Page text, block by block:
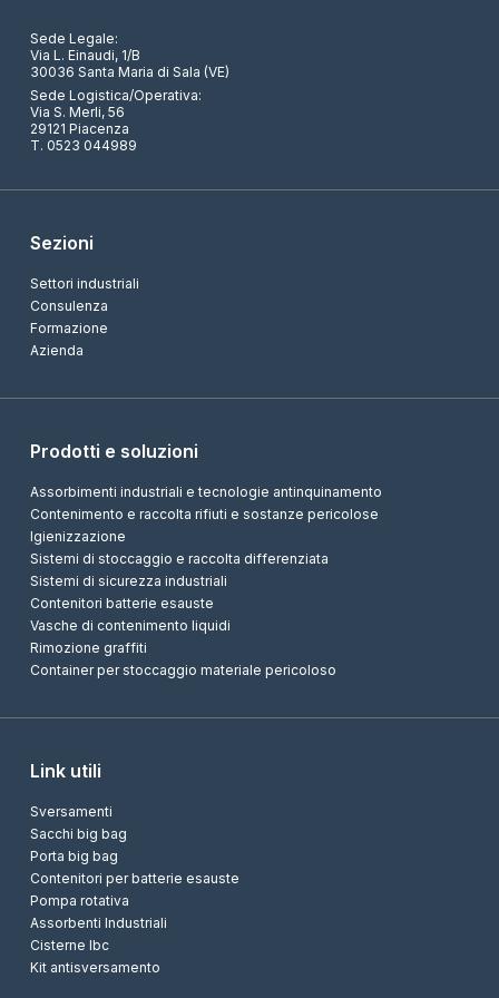
Sede Legale:
Via L. Einaudi, 1/B
30036 Santa Maria di Sala (VE)
Sede Logistica/Operativa:
Via S. Merli, 56
29121 Piacenza
T. 0523 044989
Sezioni
Settori industriali
Consulenza
Formazione
Azienda
Prodotti e soluzioni
Assorbimenti industriali e tecnologie antinquinamento
Contenimento e raccolta rifiuti e sostanze pericolose
Igienizzazione
Sistemi di stoccaggio e raccolta differenziata
Sistemi di sicurezza industriali
Contenitori batterie esauste
Vasche di contenimento liquidi
Rimozione graffiti
Container per stoccaggio materiale pericoloso
Link utili
Sversamenti
Sacchi big bag
Porta big bag
Contenitori per batterie esauste
Pompa rotativa
Assorbenti Industriali
Cisterne Ibc
Kit antisversamento